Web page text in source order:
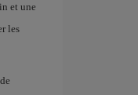
et une
les